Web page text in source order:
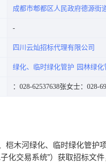
成都市郫都区人民政府德源街
四川云灿招标代理有限公司
绿化、临时绿化管护 园林绿
：028-62537638张女士：028-
桤木河绿化、临时绿化管护
子化交易系统”）获取招标文